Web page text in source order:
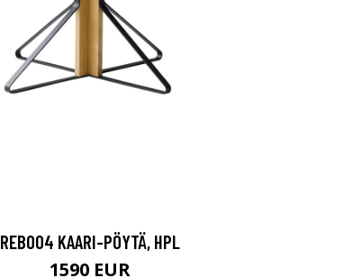
REB004 KAARI-PÖYTÄ, HPL
1590 EUR